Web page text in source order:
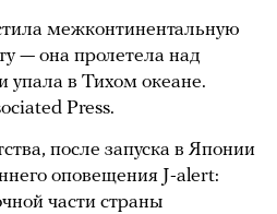
межконтинентальную
— она пролетела над
упала в Тихом океане.
Press.
после запуска в Японии
оповещения J-alert:
части страны